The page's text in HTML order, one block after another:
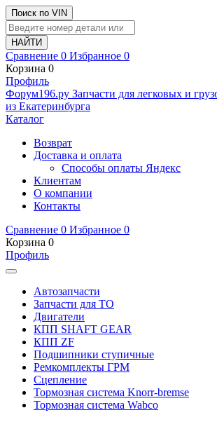
Поиск по VIN
Сравнение 0 Избранное 0
Корзина 0
Профиль
Фoрум196.ру Запчасти для легковых и
из Екатеринбурга
Каталог
Возврат
Доставка и оплата
Способы оплаты Яндекс
Клиентам
О компании
Контакты
Сравнение 0 Избранное 0
Корзина 0
Профиль
Автозапчасти
Запчасти для ТО
Двигатели
КПП SHAFT GEAR
КПП ZF
Подшипники ступичные
Ремкомплекты ГРМ
Сцепление
Тормозная система Knorr-bremse
Тормозная система Wabco